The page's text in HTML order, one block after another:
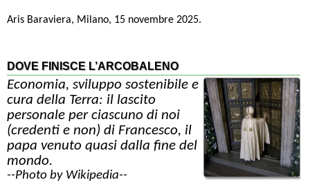
Aris Baraviera, Milano, 15 novembre 2025.
DOVE FINISCE L’ARCOBALENO
Economia, sviluppo sostenibile e
cura della Terra: il lascito
personale per ciascuno di noi
(credenti e non) di Francesco, il
papa venuto quasi dalla fine del
mondo.
--Photo by Wikipedia--